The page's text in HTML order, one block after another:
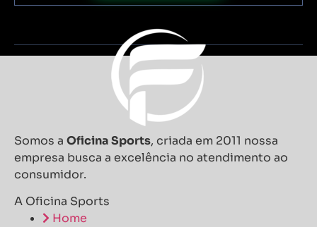
Somos a Oficina Sports, criada em 2011 nossa
empresa busca a excelência no atendimento ao
consumidor.
A Oficina Sports
Home